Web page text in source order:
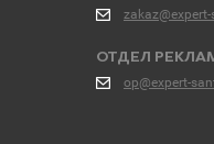
ОТДЕЛ
op@expert-